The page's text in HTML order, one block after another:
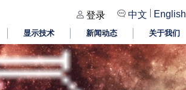
登录 中文 | English
显示技术 新闻动态 关于我们